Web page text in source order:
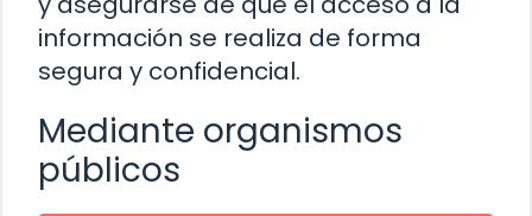
información se realiza de forma
segura y confidencial.
Mediante organismos
públicos